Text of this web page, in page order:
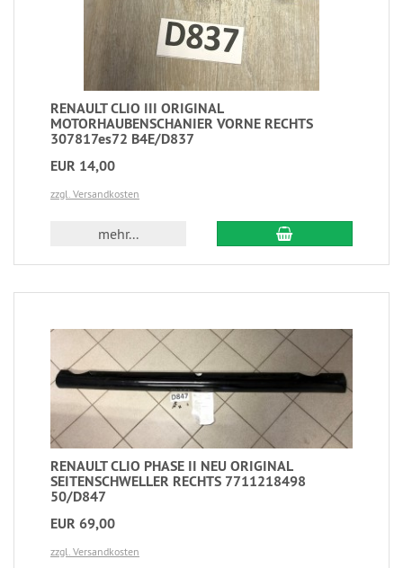
RENAULT CLIO III ORIGINAL
MOTORHAUBENSCHANIER VORNE RECHTS
307817es72 B4E/D837
EUR 14,00
zzgl. Versandkosten
mehr...
RENAULT CLIO PHASE II NEU ORIGINAL
SEITENSCHWELLER RECHTS 7711218498
50/D847
EUR 69,00
zzgl. Versandkosten